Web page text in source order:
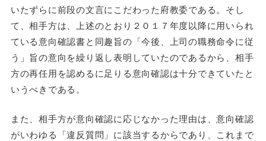
いたずらに前段の文言にこだわった府教委である。そし
て、相手方は、上述のとおり２０１７年度以降に用いられ
ている意向確認書と同趣旨の「今後、上司の職務命令に従
う」旨の意向を繰り返し表明していたのであるから、相手
方の再任用を認めるに足りる意向確認は十分できていたと
いうべきである。
また、相手方が意向確認に応じなかった理由は、意向確認
がいわゆる「違反質問」に該当するからであり、これまで